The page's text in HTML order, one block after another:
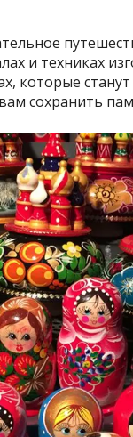
и техниках
которые
сохранить